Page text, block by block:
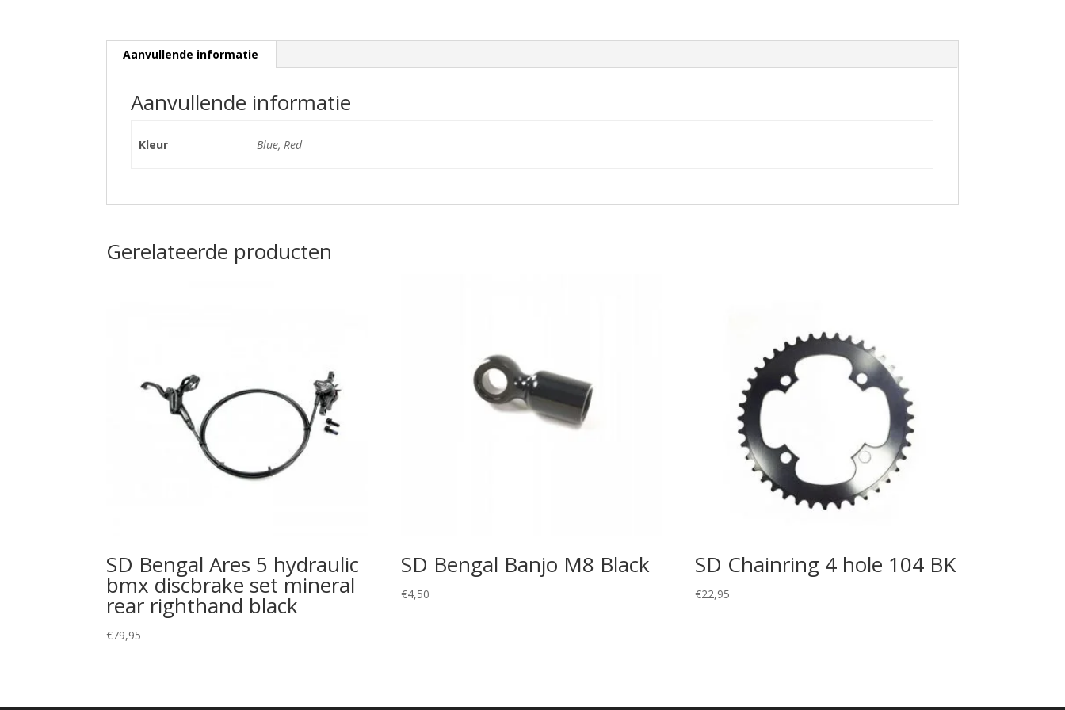
Aanvullende informatie
Aanvullende informatie
Kleur Blue, Red
Gerelateerde producten
SD Bengal Ares 5 hydraulic
bmx discbrake set mineral
rear righthand black
€79,95
SD Bengal Banjo M8 Black
€4,50
SD Chainring 4 hole 104 BK
€22,95